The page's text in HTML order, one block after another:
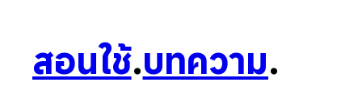
สอนใช้.บทความ.